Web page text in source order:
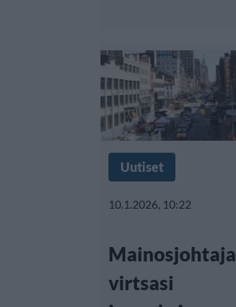
Uutiset
10.1.2026, 10:22
Mainosjohtaja
virtsasi